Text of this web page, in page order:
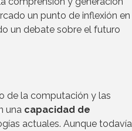
un punto de inflexión en
un debate sobre el futuro
de la computación y las
una capacidad de
actuales. Aunque todavía